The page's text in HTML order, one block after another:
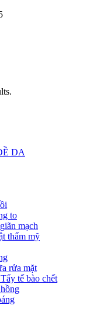
DA
to
mạch
thẩm mỹ
rửa mặt
tế bào chết